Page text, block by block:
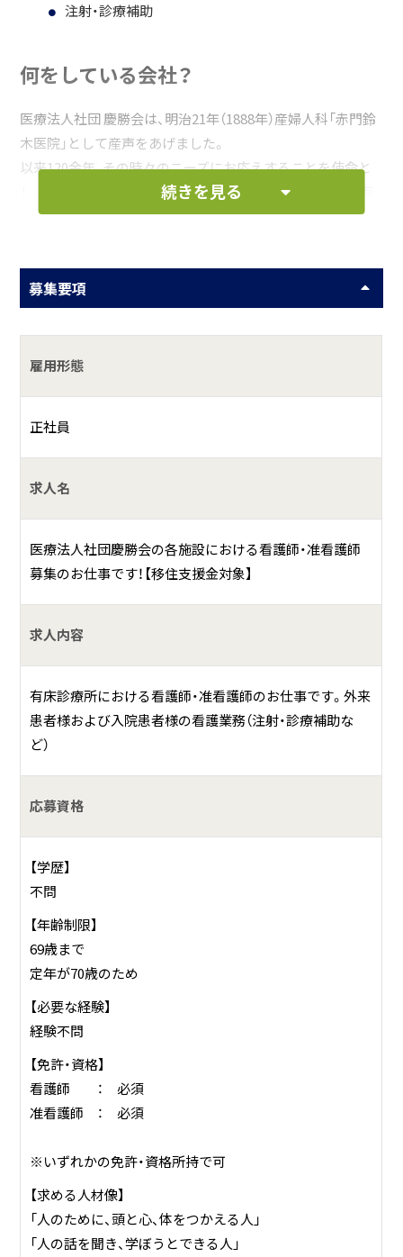
注射・診療補助
何をしている会社？
医療法人社団 慶勝会は、明治21年（1888年）産婦人科「赤門鈴
木医院」として産声をあげました。
以来120余年、その時々のニーズにお応えすることを使命と
し、多くの方々のご助力を賜り成長してきました。現在は有
床診療所「赤門整形外科内科」を中心に、医療だけに留まるこ
という両面を捉え様々な事業所を展開しています。
これからもこの使命にお応えすべく「その人らしさを尊重す
る」ことを最も大切に、職員一丸となって医療・介護技術やサ
ービスの質の向上を常に目指してより一層の研鑽・努力をし
続きを見る
募集要項
雇用形態
正社員
求人名
医療法人社団慶勝会の各施設における看護師・准看護師
募集のお仕事です！【移住支援金対象】
求人内容
有床診療所における看護師・准看護師のお仕事です。外来
患者様および入院患者様の看護業務（注射・診療補助な
ど）
応募資格
【学歴】
不問
【年齢制限】
69歳まで
定年が70歳のため
【必要な経験】
経験不問
【免許・資格】
看護師 ： 必須
准看護師 ： 必須
※いずれかの免許・資格所持で可
【求める人材像】
「人のために、頭と心、体をつかえる人」
「人の話を聞き、学ぼうとできる人」